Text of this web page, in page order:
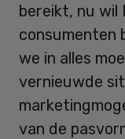
bereikt, nu wil
consumenten
we in alles
vernieuwde
van de